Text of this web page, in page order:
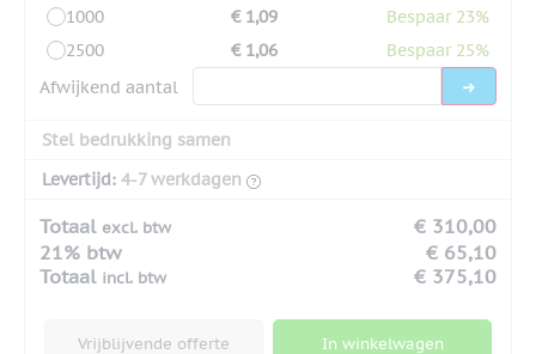
1000
€ 1,09
Bespaar 23%
2500
€ 1,06
Bespaar 25%
Afwijkend aantal
Stel bedrukking samen
Levertijd: 4-7 werkdagen
Totaal excl. btw
€ 310,00
21% btw
€ 65,10
Totaal incl. btw € 375,10
Vrijblijvende offerte In winkelwagen